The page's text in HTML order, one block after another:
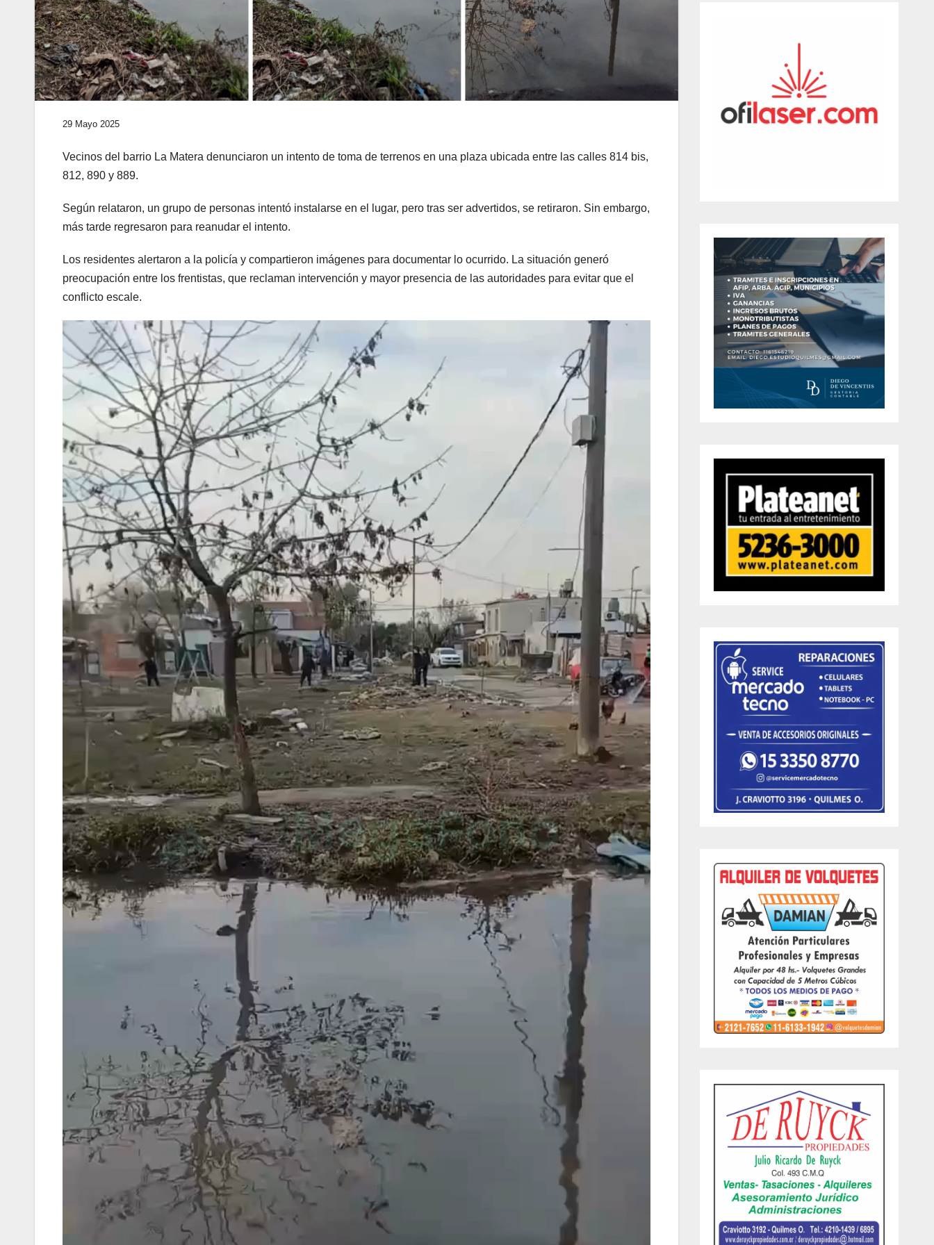
29 Mayo 2025
Vecinos del barrio La Matera denunciaron un intento de toma de terrenos en una plaza ubicada entre las calles 814 bis,
812, 890 y 889.
Según relataron, un grupo de personas intentó instalarse en el lugar, pero tras ser advertidos, se retiraron. Sin embargo,
más tarde regresaron para reanudar el intento.
Los residentes alertaron a la policía y compartieron imágenes para documentar lo ocurrido. La situación generó
preocupación entre los frentistas, que reclaman intervención y mayor presencia de las autoridades para evitar que el
conflicto escale.